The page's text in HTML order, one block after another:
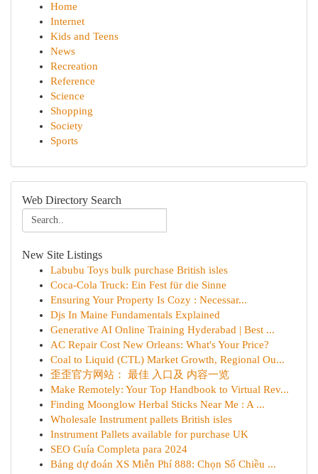
Home
Internet
Kids and Teens
News
Recreation
Reference
Science
Shopping
Society
Sports
Web Directory Search
New Site Listings
Labubu Toys bulk purchase British isles
Coca-Cola Truck: Ein Fest für die Sinne
Ensuring Your Property Is Cozy : Necessar...
Djs In Maine Fundamentals Explained
Generative AI Online Training Hyderabad | Best ...
AC Repair Cost New Orleans: What's Your Price?
Coal to Liquid (CTL) Market Growth, Regional Ou...
歪歪官方网站： 最佳 入口及 内容一览
Make Remotely: Your Top Handbook to Virtual Rev...
Finding Moonglow Herbal Sticks Near Me : A ...
Wholesale Instrument pallets British isles
Instrument Pallets available for purchase UK
SEO Guía Completa para 2024
Bảng dự đoán XS Miễn Phí 888: Chọn Số Chiều ...